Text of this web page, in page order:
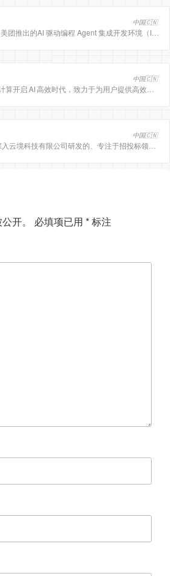
中国🇨🇳
中国🇨🇳
中国🇨🇳
开。 必填项已用 *标注